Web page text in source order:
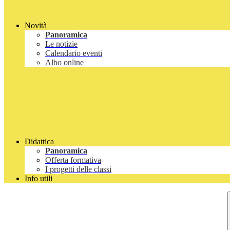
Novità
Panoramica
Le notizie
Calendario eventi
Albo online
Didattica
Panoramica
Offerta formativa
I progetti delle classi
Info utili